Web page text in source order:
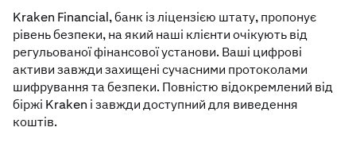
Kraken Financial, банк із ліцензією штату, пропонує
рівень безпеки, на який наші клієнти очікують від
регульованої фінансової установи. Ваші цифрові
активи завжди захищені сучасними протоколами
шифрування та безпеки. Повністю відокремлений від
біржі Kraken і завжди доступний для виведення
коштів.